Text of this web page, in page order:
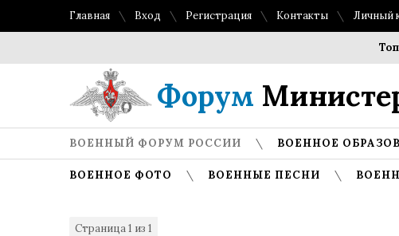
Главная Вход Регистрация Контакты Личный
Топ
Форум
ВОЕННЫЙ ФОРУМ РОССИИ ВОЕННОЕ
ВОЕННОЕ ФОТО ВОЕННЫЕ ПЕСНИ
Страница1 из 1